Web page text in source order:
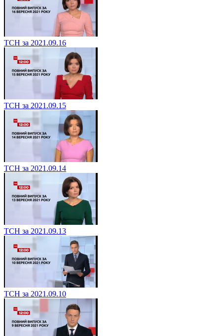
ТСН за 2021.09.16
ТСН за 2021.09.15
ТСН за 2021.09.14
ТСН за 2021.09.13
ТСН за 2021.09.10